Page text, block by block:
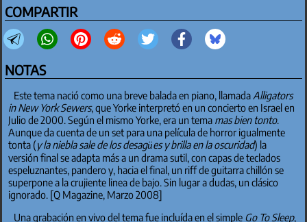
COMPARTIR
NOTAS
Este tema nació como una breve balada en piano, llamada Alligators
in New York Sewers, que Yorke interpretó en un concierto en Israel en
Julio de 2000. Según el mismo Yorke, era un tema mas bien tonto.
Aunque da cuenta de un set para una película de horror igualmente
tonta (y la niebla sale de los desagües y brilla en la oscuridad) la
versión final se adapta más a un drama sutil, con capas de teclados
espeluznantes, pandero y, hacia el final, un riff de guitarra chillón se
superpone a la crujiente linea de bajo. Sin lugar a dudas, un clásico
ignorado. [Q Magazine, Marzo 2008]
Una grabación en vivo del tema fue incluída en el simple Go To Sleep,